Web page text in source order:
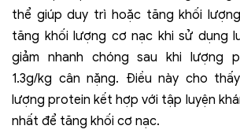
thể giúp duy trì hoặc tăng khối
tăng khối lượng cơ nạc khi sử dụng
giảm nhanh chóng sau khi lượng
1.3g/kg cân nặng. Điều này cho
lượng protein kết hợp với tập luyện
nhất để tăng khối cơ nạc.